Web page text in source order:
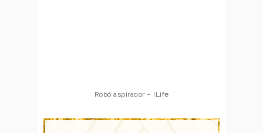
Robô aspirador – ILife